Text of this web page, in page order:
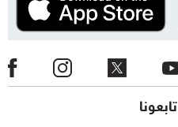
تابعونا